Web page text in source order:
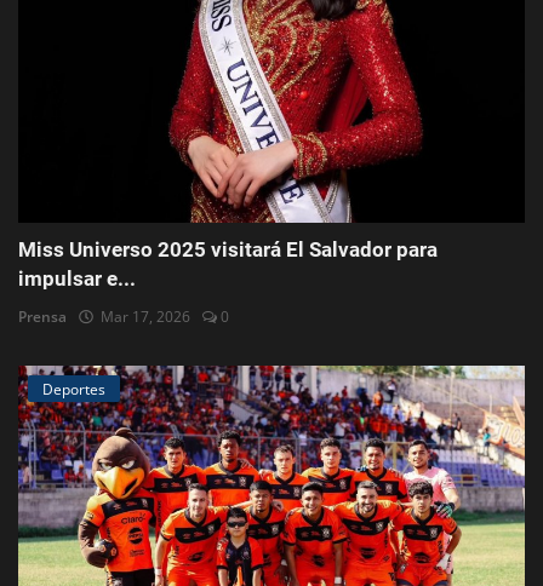
Miss Universo 2025 visitará El Salvador para
impulsar e...
Prensa Mar 17, 2026 0
Deportes